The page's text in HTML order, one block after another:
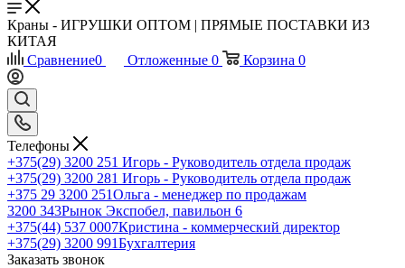
Краны - ИГРУШКИ ОПТОМ | ПРЯМЫЕ ПОСТАВКИ ИЗ
КИТАЯ
Сравнение0 Отложенные 0 Корзина 0
Телефоны
+375(29) 3200 251 Игорь - Руководитель отдела продаж
+375(29) 3200 281 Игорь - Руководитель отдела продаж
+З75 29 3200 251Ольга - менеджер по продажам
3200 343Рынок Экспобел, павильон 6
+375(44) 537 0007Кристина - коммерческий директор
+375(29) 3200 991Бухгалтерия
Заказать звонок